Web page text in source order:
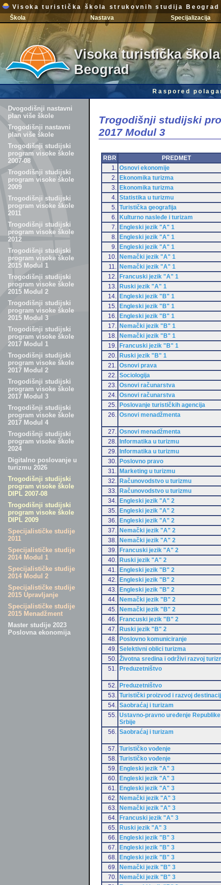
Visoka turistička škola strukovnih studija Beograd
Škola
Nastava Specijalizacija
Visoka turistička
Beograd
Raspored
Dvogodišnji nastavni
plan više škole
Trogodišnji nastavni
plan više škole
Trogodišnji studijski
program visoke škole
2007-08
Trogodišnji studijski
program visoke škole
2009
Trogodišnji studijski
program visoke škole
2011
Trogodišnji studijski
program visoke škole
2012
Trogodišnji studijski
program visoke škole
2015 Modul 1
Trogodišnji studijski
program visoke škole
2015 Modul 2
Trogodišnji studijski
program visoke škole
2015 Modul 3
Trogodišnji studijski
program visoke škole
2017 Modul 1
Trogodišnji studijski
program visoke škole
2017 Modul 2
Trogodišnji studijski
program visoke škole
2017 Modul 3
Trogodišnji studijski
program visoke škole
2017 Modul 4
Trogodišnji studijski
program visoke škole
2024
Digitalno poslovanje u
turizmu 2026
Trogodišnji studijski
program visoke škole
DIPL 2007-08
Trogodišnji studijski
program visoke škole
DIPL 2009
Specijalističke studije
2011
Specijalističke studije
2014 Modul 1
Specijalističke studije
2014 Modul 2
Specijalističke studije
2015 Upravljanje
Specijalističke studije
2015 Menadžment
Master studije 2023
Poslovna ekonomija
Trogodišnji studijski
2017 Modul 3
RBR
PREDMET
1.
Osnovi ekonomije
2.
Ekonomika turizma
3.
Ekonomika turizma
4.
Statistika u turizmu
5.
Turistička geografija
6.
Kulturno nasleđe i turizam
7.
Engleski jezik "A" 1
8.
Engleski jezik "A" 1
9.
Engleski jezik "A" 1
10.
Nemački jezik "A" 1
11.
Nemački jezik "A" 1
12.
Francuski jezik "A" 1
13.
Ruski jezik "A" 1
14.
Engleski jezik "B" 1
15.
Engleski jezik "B" 1
16.
Engleski jezik "B" 1
17.
Nemački jezik "B" 1
18.
Nemački jezik "B" 1
19.
Francuski jezik "B" 1
20.
Ruski jezik "B" 1
21.
Osnovi prava
22.
Sociologija
23.
Osnovi računarstva
24.
Osnovi računarstva
25.
Poslovanje turističkih agencija
26.
Osnovi menadžmenta
27.
Osnovi menadžmenta
28.
Informatika u turizmu
29.
Informatika u turizmu
30.
Poslovno pravo
31.
Marketing u turizmu
32.
Računovodstvo u turizmu
33.
Računovodstvo u turizmu
34.
Engleski jezik "A" 2
35.
Engleski jezik "A" 2
36.
Engleski jezik "A" 2
37.
Nemački jezik "A" 2
38.
Nemački jezik "A" 2
39.
Francuski jezik "A" 2
40.
Ruski jezik "A" 2
41.
Engleski jezik "B" 2
42.
Engleski jezik "B" 2
43.
Engleski jezik "B" 2
44.
Nemački jezik "B" 2
45.
Nemački jezik "B" 2
46.
Francuski jezik "B" 2
47.
Ruski jezik "B" 2
48.
Poslovno komuniciranje
49.
Selektivni oblici turizma
50.
Životna sredina i održivi razvoj
51.
Preduzetništvo
52.
Preduzetništvo
53.
Turistički proizvod i razvoj
54.
Saobraćaj i turizam
55.
Ustavno-pravno uređenje Republike
Srbije
56.
Saobraćaj i turizam
57.
Turističko vođenje
58.
Turističko vođenje
59.
Engleski jezik "A" 3
60.
Engleski jezik "A" 3
61.
Engleski jezik "A" 3
62.
Nemački jezik "A" 3
63.
Nemački jezik "A" 3
64.
Francuski jezik "A" 3
65.
Ruski jezik "A" 3
66.
Engleski jezik "B" 3
67.
Engleski jezik "B" 3
68.
Engleski jezik "B" 3
69.
Nemački jezik "B" 3
70.
Nemački jezik "B" 3